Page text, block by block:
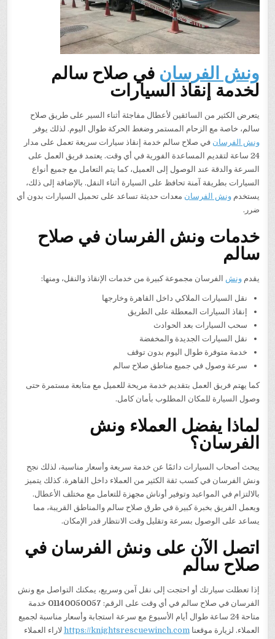
ونش الفرسان في صلاح سالم
لخدمة إنقاذ السيارات
يتعرض الكثير من السائقين لأعطال مفاجئة أثناء السير على طريق صلاح
سالم، خاصة مع الزحام المستمر وضغط الحركة طوال اليوم. لذلك يوفر
ونش الفرسان في صلاح سالم خدمة إنقاذ سيارات سريعة تعمل على مدار
24 ساعة لتقديم المساعدة الفورية في أي وقت. يعتمد فريق العمل على
السرعة والدقة عند الوصول إلى العميل، كما يتم التعامل مع جميع أنواع
السيارات بطريقة آمنة تحافظ على السيارة أثناء النقل. بالإضافة إلى ذلك،
يستخدمونش الفرسان معدات حديثة تساعد على تحميل السيارات بدون أي
ضرر.
خدمات ونش الفرسان في صلاح
سالم
يقدمونش الفرسان مجموعة كبيرة من خدمات الإنقاذ والنقل، ومنها:
نقل السيارات الملاكي داخل القاهرة وخارجها
إنقاذ السيارات المعطلة على الطريق
سحب السيارات بعد الحوادث
نقل السيارات الجديدة والمخفضة
خدمة متوفرة طوال اليوم بدون توقف
سرعة وصول في جميع مناطق صلاح سالم
كما يهتم فريق العمل بتقديم خدمة مريحة للعميل مع متابعة مستمرة حتى
وصول السيارة للمكان المطلوب بأمان كامل.
لماذا يفضل العملاء ونش
الفرسان؟
يبحث أصحاب السيارات دائمًا عن خدمة سريعة وأسعار مناسبة، لذلك نجح
ونش الفرسان في كسب ثقة الكثير من العملاء داخل القاهرة. كذلك يتميز
بالالتزام في المواعيد وتوفير أوناش مجهزة للتعامل مع مختلف الأعطال.
ويعمل الفريق بخبرة كبيرة في طرق صلاح سالم والمناطق القريبة، مما
يساعد على الوصول بسرعة وتقليل وقت الانتظار قدر الإمكان.
اتصل الآن على ونش الفرسان في
صلاح سالم
إذا تعطلت سيارتك أو احتجت إلى نقل آمن وسريع، يمكنك التواصل مع ونش
الفرسان في صلاح سالم في أي وقت على الرقم: 01140050057 خدمة
متاحة 24 ساعة طوال أيام الأسبوع مع سرعة استجابة وأسعار مناسبة لجميع
العملاء. لزيارة موقعنا https://knightsrescuewinch.com لاراء العملاء